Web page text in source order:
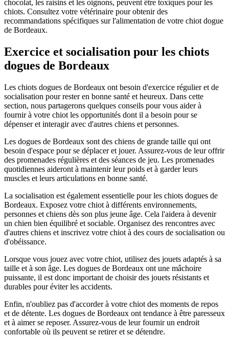
chocolat, les raisins et les oignons, peuvent être toxiques pour les
chiots. Consultez votre vétérinaire pour obtenir des
recommandations spécifiques sur l'alimentation de votre chiot dogue
de Bordeaux.
Exercice et socialisation pour les chiots
dogues de Bordeaux
Les chiots dogues de Bordeaux ont besoin d'exercice régulier et de
socialisation pour rester en bonne santé et heureux. Dans cette
section, nous partagerons quelques conseils pour vous aider à
fournir à votre chiot les opportunités dont il a besoin pour se
dépenser et interagir avec d'autres chiens et personnes.
Les dogues de Bordeaux sont des chiens de grande taille qui ont
besoin d'espace pour se déplacer et jouer. Assurez-vous de leur offrir
des promenades régulières et des séances de jeu. Les promenades
quotidiennes aideront à maintenir leur poids et à garder leurs
muscles et leurs articulations en bonne santé.
La socialisation est également essentielle pour les chiots dogues de
Bordeaux. Exposez votre chiot à différents environnements,
personnes et chiens dès son plus jeune âge. Cela l'aidera à devenir
un chien bien équilibré et sociable. Organisez des rencontres avec
d'autres chiens et inscrivez votre chiot à des cours de socialisation ou
d'obéissance.
Lorsque vous jouez avec votre chiot, utilisez des jouets adaptés à sa
taille et à son âge. Les dogues de Bordeaux ont une mâchoire
puissante, il est donc important de choisir des jouets résistants et
durables pour éviter les accidents.
Enfin, n'oubliez pas d'accorder à votre chiot des moments de repos
et de détente. Les dogues de Bordeaux ont tendance à être paresseux
et à aimer se reposer. Assurez-vous de leur fournir un endroit
confortable où ils peuvent se retirer et se détendre.